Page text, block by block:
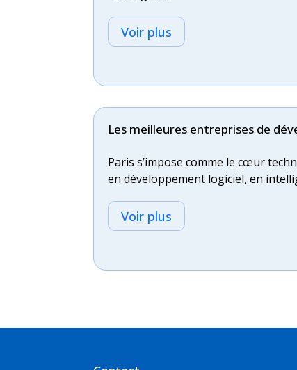
Voir plus
Les meilleures entreprises de
Paris s’impose comme le cœur
en développement logiciel, en
Voir plus